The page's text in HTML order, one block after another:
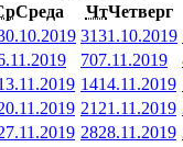
Среда ЧтЧетверг
3131.10.2019
707.11.2019
1414.11.2019
21 21.11.2019
2828.11.2019